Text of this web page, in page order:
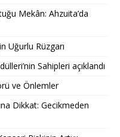
Mekân: Ahzuita’da
Uğurlu Rüzgarı
Sahipleri açıklandı
ve Önlemler
Dikkat: Gecikmeden